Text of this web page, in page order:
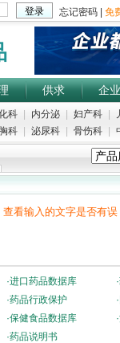
供求 企业
科 内分泌 妇产科
科 泌尿科 骨伤科
查看输入的文字是否有误
·进口药品数据库 ·
·药品行政保护 ·
·保健食品数据库 ·
·药品说明书